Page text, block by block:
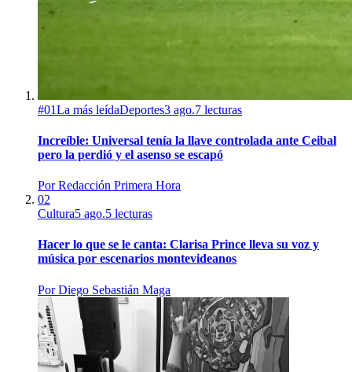
#01La más leídaDeportes3 ago.7 lecturas
Increíble: Universal tenía la llave controlada ante Ceibal
pero la perdió y el asenso se escapó
PorRedacción Primera Hora
02
Cultura5 ago.5 lecturas
Hacer lo que se le canta: Clarisa Prince lleva su voz y
música por escenarios montevideanos
PorDiego Sebastián Maga